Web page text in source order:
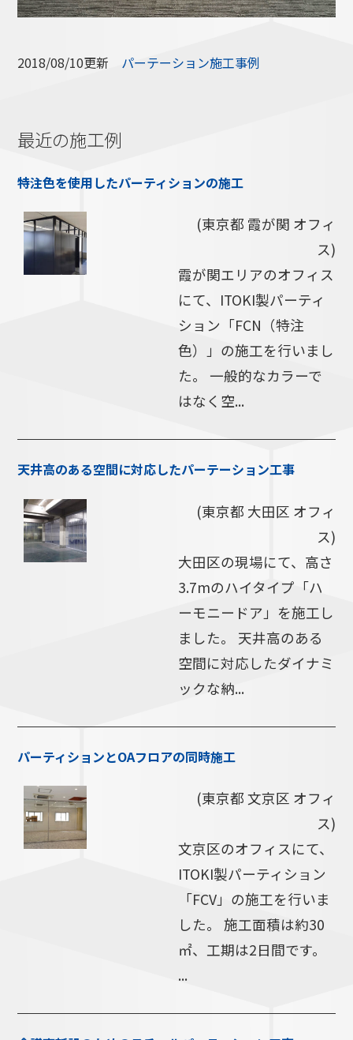
2018/08/10更新 パーテーション施工事例
最近の施工例
特注色を使用したパーティションの施工
(東京都 霞が関 オフィ
ス)
霞が関エリアのオフィス
にて、ITOKI製パーティ
ション「FCN（特注
色）」の施工を行いまし
た。 一般的なカラーで
はなく空...
天井高のある空間に対応したパーテーション工事
(東京都 大田区 オフィ
ス)
大田区の現場にて、高さ
3.7mのハイタイプ「ハ
ーモニードア」を施工し
ました。 天井高のある
空間に対応したダイナミ
ックな納...
パーティションとOAフロアの同時施工
(東京都 文京区 オフィ
ス)
文京区のオフィスにて、
ITOKI製パーティション
「FCV」の施工を行いま
した。 施工面積は約30
㎡、工期は2日間です。
...